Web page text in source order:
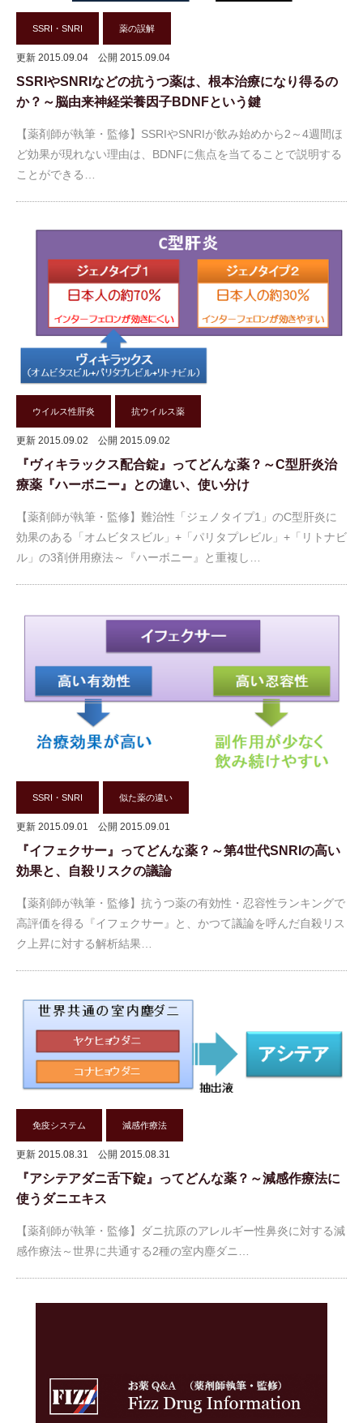
SSRI・SNRI 薬の誤解
更新 2015.09.04 公開 2015.09.04
SSRIやSNRIなどの抗うつ薬は、根本治療になり得るの
か？～脳由来神経栄養因子BDNFという鍵
【薬剤師が執筆・監修】SSRIやSNRIが飲み始めから2～4週間ほ
ど効果が現れない理由は、BDNFに焦点を当てることで説明する
ことができる…
ウイルス性肝炎 抗ウイルス薬
更新 2015.09.02 公開 2015.09.02
『ヴィキラックス配合錠』ってどんな薬？～C型肝炎治
療薬『ハーボニー』との違い、使い分け
【薬剤師が執筆・監修】難治性「ジェノタイプ1」のC型肝炎に
効果のある「オムビタスビル」+「パリタプレビル」+「リトナビ
ル」の3剤併用療法～『ハーボニー』と重複し…
SSRI・SNRI 似た薬の違い
更新 2015.09.01 公開 2015.09.01
『イフェクサー』ってどんな薬？～第4世代SNRIの高い
効果と、自殺リスクの議論
【薬剤師が執筆・監修】抗うつ薬の有効性・忍容性ランキングで
高評価を得る『イフェクサー』と、かつて議論を呼んだ自殺リス
ク上昇に対する解析結果…
免疫システム 減感作療法
更新 2015.08.31 公開 2015.08.31
『アシテアダニ舌下錠』ってどんな薬？～減感作療法に
使うダニエキス
【薬剤師が執筆・監修】ダニ抗原のアレルギー性鼻炎に対する減
感作療法～世界に共通する2種の室内塵ダニ…